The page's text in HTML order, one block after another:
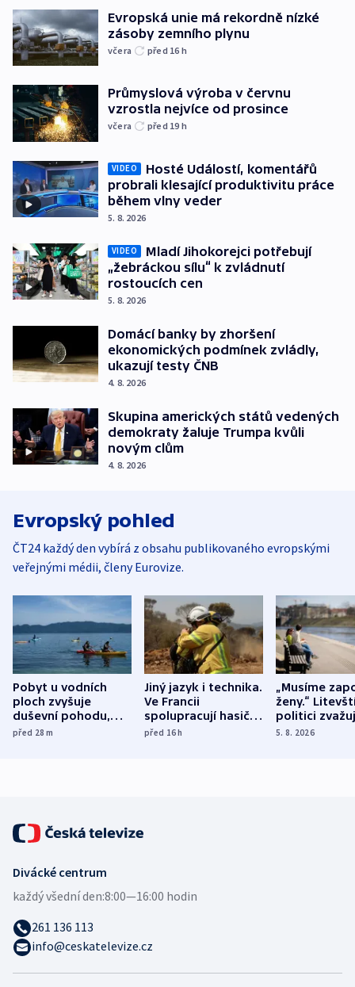
Evropská unie má rekordně nízké
zásoby zemního plynu
včera před 16 h
Průmyslová výroba v červnu
vzrostla nejvíce od prosince
včera před 19 h
VIDEO
Hosté Událostí, komentářů
probrali klesající produktivitu práce
během vlny veder
5. 8. 2026
VIDEO
Mladí Jihokorejci potřebují
„žebráckou sílu“ k zvládnutí
rostoucích cen
5. 8. 2026
Domácí banky by zhoršení
ekonomických podmínek zvládly,
ukazují testy ČNB
4. 8. 2026
Skupina amerických států vedených
demokraty žaluje Trumpa kvůli
novým clům
4. 8. 2026
Evropský pohled
ČT24 každý den vybírá z obsahu publikovaného evropskými
veřejnými médii, členy Eurovize.
Pobyt u vodních
ploch zvyšuje
duševní pohodu,
ukázala
před 28m
Jiný jazyk i technika.
Ve Francii
spolupracují hasiči z
různých zemí
před 16h
„Musíme
ženy.“
politici
dohodu o
5. 8. 2026
Divácké centrum
každý všední den:8:00—16:00 hodin
261 136 113
info@ceskatelevize.cz